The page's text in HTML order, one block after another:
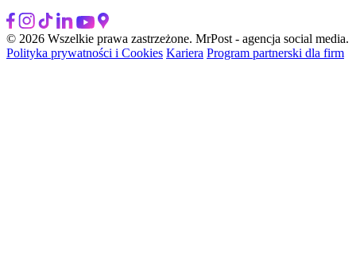
© 2026 Wszelkie prawa zastrzeżone. MrPost - agencja social media.
Polityka prywatności i Cookies Kariera Program partnerski dla firm